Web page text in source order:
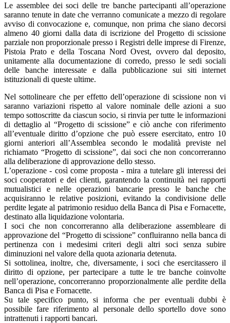
Le assemblee dei soci delle tre banche partecipanti all’operazione
saranno tenute in date che verranno comunicate a mezzo di regolare
avviso di convocazione e, comunque, non prima che siano decorsi
almeno 40 giorni dalla data di iscrizione del Progetto di scissione
parziale non proporzionale presso i Registri delle imprese di Firenze,
Pistoia Prato e della Toscana Nord Ovest, ovvero dal deposito,
unitamente alla documentazione di corredo, presso le sedi sociali
delle banche interessate e dalla pubblicazione sui siti internet
istituzionali di queste ultime.
Nel sottolineare che per effetto dell’operazione di scissione non vi
saranno variazioni rispetto al valore nominale delle azioni a suo
tempo sottoscritte da ciascun socio, si rinvia per tutte le informazioni
di dettaglio al “Progetto di scissione” e ciò anche con riferimento
all’eventuale diritto d’opzione che può essere esercitato, entro 10
giorni anteriori all’Assemblea secondo le modalità previste nel
richiamato “Progetto di scissione”, dai soci che non concorreranno
alla deliberazione di approvazione dello stesso.
L’operazione - così come proposta - mira a tutelare gli interessi dei
soci cooperatori e dei clienti, garantendo la continuità nei rapporti
mutualistici e nelle operazioni bancarie presso le banche che
acquisiranno le relative posizioni, evitando la condivisione delle
perdite legate al patrimonio residuo della Banca di Pisa e Fornacette,
destinato alla liquidazione volontaria.
I soci che non concorreranno alla deliberazione assembleare di
approvazione del “Progetto di scissione” confluiranno nella banca di
pertinenza con i medesimi criteri degli altri soci senza subire
diminuzioni nel valore della quota azionaria detenuta.
Si sottolinea, inoltre, che, diversamente, i soci che esercitassero il
diritto di opzione, per partecipare a tutte le tre banche coinvolte
nell’operazione, concorreranno proporzionalmente alle perdite della
Banca di Pisa e Fornacette.
Su tale specifico punto, si informa che per eventuali dubbi è
possibile fare riferimento al personale dello sportello dove sono
intrattenuti i rapporti bancari.